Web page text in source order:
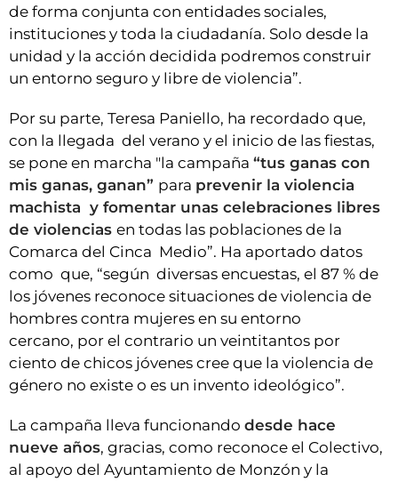
de forma conjunta con entidades sociales,
instituciones y toda la ciudadanía. Solo desde la
unidad y la acción decidida podremos construir
un entorno seguro y libre de violencia”.
Por su parte, Teresa Paniello, ha recordado que,
con la llegada del verano y el inicio de las fiestas,
se pone en marcha "la campaña “tus ganas con
mis ganas, ganan” para prevenir la violencia
machista y fomentar unas celebraciones libres
de violencias en todas las poblaciones de la
Comarca del Cinca Medio”. Ha aportado datos
como que, “según diversas encuestas, el 87 % de
los jóvenes reconoce situaciones de violencia de
hombres contra mujeres en su entorno
cercano, por el contrario un veintitantos por
ciento de chicos jóvenes cree que la violencia de
género no existe o es un invento ideológico”.
La campaña lleva funcionando desde hace
nueve años, gracias, como reconoce el Colectivo,
al apoyo del Ayuntamiento de Monzón y la